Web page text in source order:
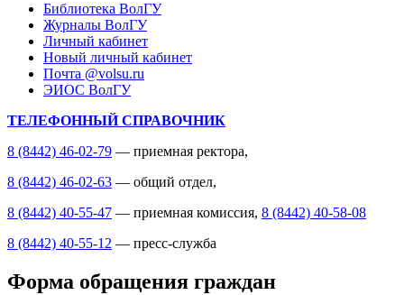
Библиотека ВолГУ
Журналы ВолГУ
Личный кабинет
Новый личный кабинет
Почта @volsu.ru
ЭИОС ВолГУ
ТЕЛЕФОННЫЙ СПРАВОЧНИК
8 (8442) 46-02-79 — приемная ректора,
8 (8442) 46-02-63 — общий отдел,
8 (8442) 40-55-47 — приемная комиссия, 8 (8442) 40-58-08
8 (8442) 40-55-12 — пресс-служба
Форма обращения граждан